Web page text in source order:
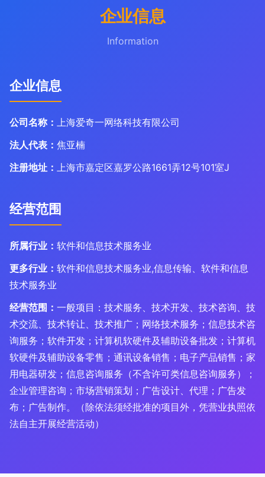
企业信息
Information
企业信息
公司名称： 上海爱奇一网络科技有限公司
法人代表： 焦亚楠
注册地址： 上海市嘉定区嘉罗公路1661弄12号101室J
经营范围
所属行业： 软件和信息技术服务业
更多行业： 软件和信息技术服务业,信息传输、软件和信息
技术服务业
经营范围： 一般项目：技术服务、技术开发、技术咨询、技
术交流、技术转让、技术推广；网络技术服务；信息技术咨
询服务；软件开发；计算机软硬件及辅助设备批发；计算机
软硬件及辅助设备零售；通讯设备销售；电子产品销售；家
用电器研发；信息咨询服务（不含许可类信息咨询服务）；
企业管理咨询；市场营销策划；广告设计、代理；广告发
布；广告制作。（除依法须经批准的项目外，凭营业执照依
法自主开展经营活动）